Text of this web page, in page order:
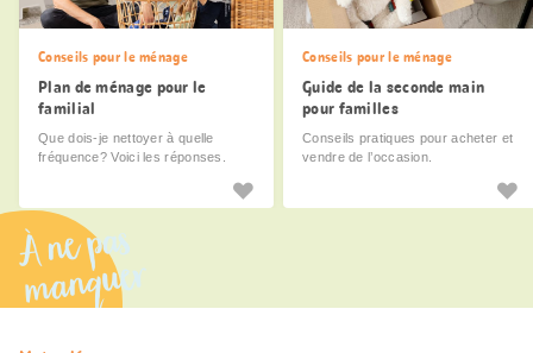
Conseils pour le ménage
Plan de ménage pour le
familial
Que dois-je nettoyer à quelle
fréquence? Voici les réponses.
Conseils pour le ménage
Guide de la seconde main
pour familles
Conseils pratiques pour acheter et
vendre de l’occasion.
À ne pas
manquer